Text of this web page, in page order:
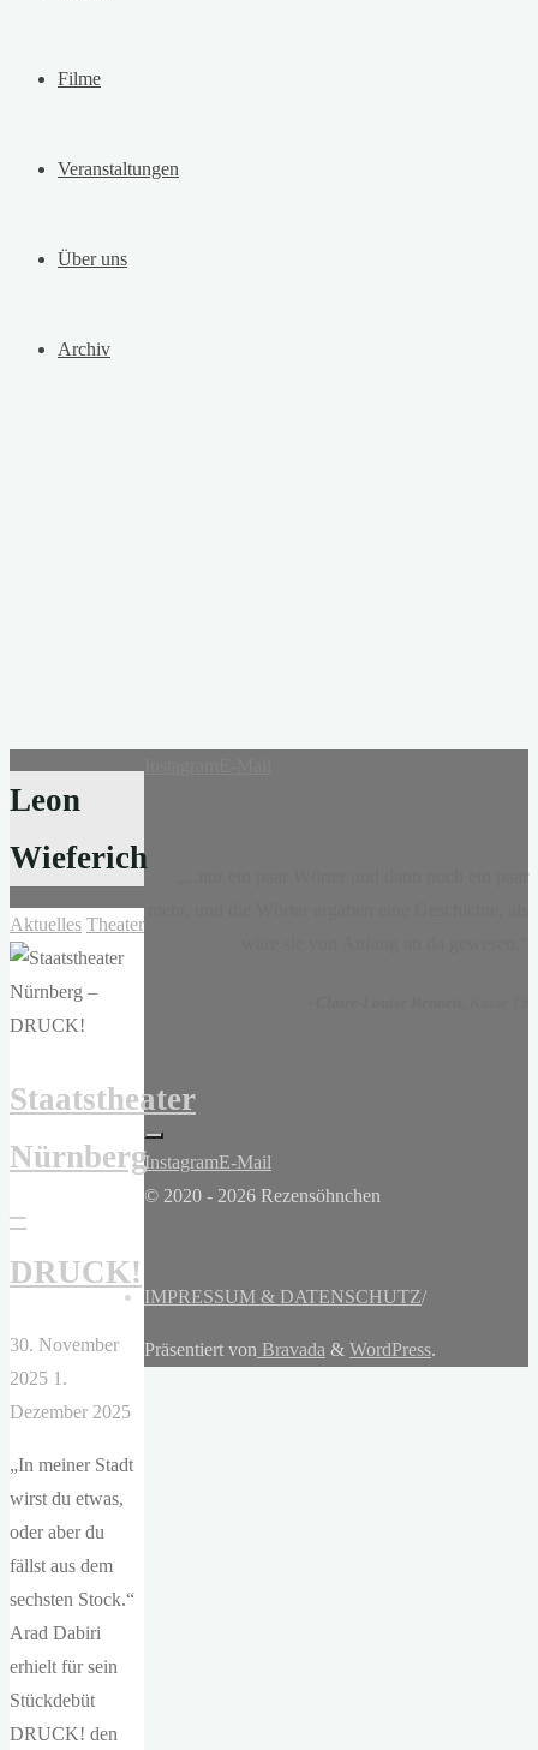
Filme
Veranstaltungen
Über uns
Archiv
Leon
Wieferich
Aktuelles Theater
Staatstheater
Nürnberg
–
DRUCK!
30. November
2025 1.
Dezember 2025
„In meiner Stadt
wirst du etwas,
oder aber du
fällst aus dem
sechsten Stock.“
Arad Dabiri
erhielt für sein
Stückdebüt
DRUCK! den
InstagramE-Mail
© 2020 - 2026 Rezensöhnchen
IMPRESSUM & DATENSCHUTZ/
Präsentiert von Bravada & WordPress.